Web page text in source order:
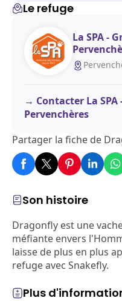
Son histoire
Dragonfly est une
méfiante envers
laisse de plus en plus
refuge avec Snakefly.
Plus
Le refuge
La SPA -
Contacter La
Pervenchères
Partager la fiche de